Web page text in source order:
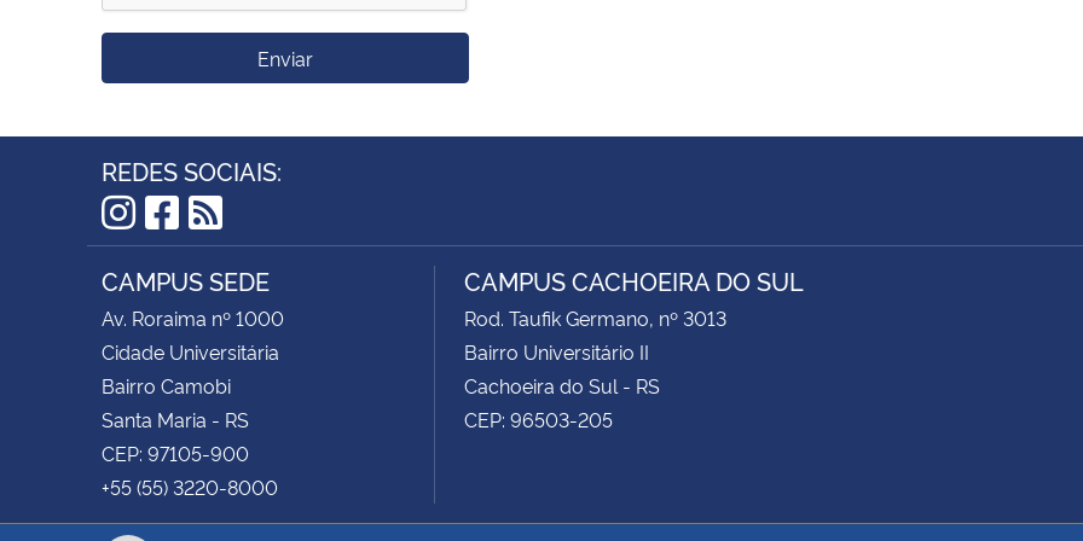
Enviar
REDES SOCIAIS:
Instagram
Facebook
RSS
CAMPUS SEDE
Av. Roraima nº 1000
Cidade Universitária
Bairro Camobi
Santa Maria - RS
CEP: 97105-900
+55 (55) 3220-8000
CAMPUS CACHOEIRA DO SUL
Rod. Taufik Germano, nº 3013
Bairro Universitário II
Cachoeira do Sul - RS
CEP: 96503-205